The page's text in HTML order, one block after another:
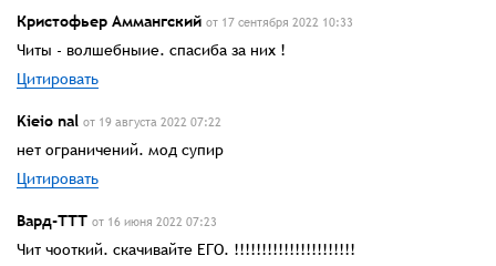
Кристофьер Аммангский от 17 сентября 2022 10:33
Читы - волшебныие. спасиба за них !
Цитировать
Kieio nal от 19 августа 2022 07:22
нет ограничений. мод супир
Цитировать
Вард-ТТТ от 16 июня 2022 07:23
Чит чооткий. скачивайте ЕГО. !!!!!!!!!!!!!!!!!!!!!!